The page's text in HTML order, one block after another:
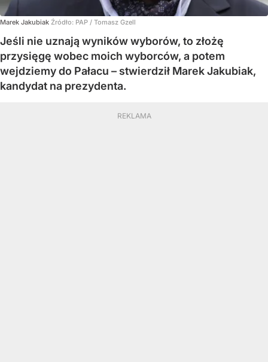
Marek Jakubiak Źródło: PAP / Tomasz Gzell
Jeśli nie uznają wyników wyborów, to złożę
przysięgę wobec moich wyborców, a potem
wejdziemy do Pałacu – stwierdził Marek Jakubiak,
kandydat na prezydenta.